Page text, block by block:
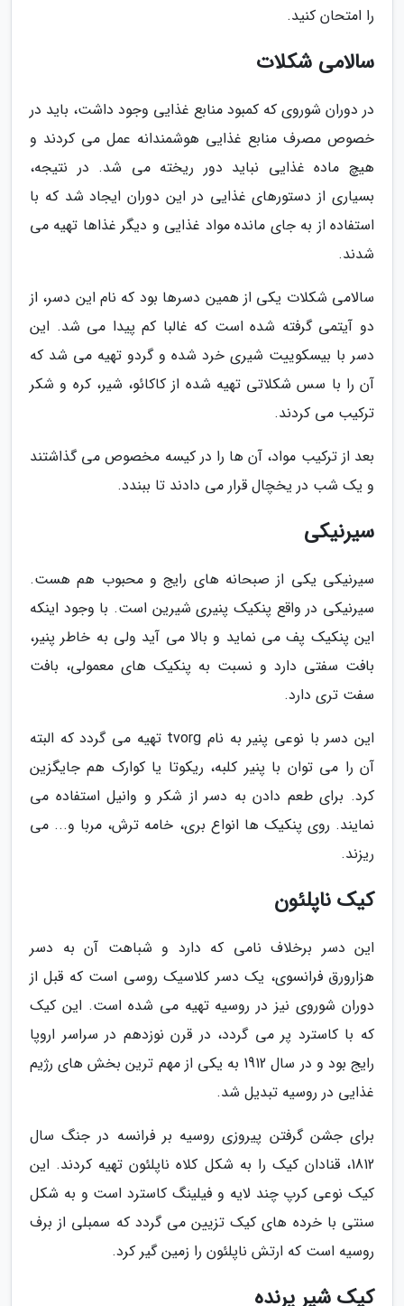
را امتحان کنید.
سالامی شکلات
در دوران شوروی که کمبود منابع غذایی وجود داشت، باید در
خصوص مصرف منابع غذایی هوشمندانه عمل می کردند و
هیچ ماده غذایی نباید دور ریخته می شد. در نتیجه،
بسیاری از دستورهای غذایی در این دوران ایجاد شد که با
استفاده از به جای مانده مواد غذایی و دیگر غذاها تهیه می
شدند.
سالامی شکلات یکی از همین دسرها بود که نام این دسر، از
دو آیتمی گرفته شده است که غالبا کم پیدا می شد. این
دسر با بیسکوییت شیری خرد شده و گردو تهیه می شد که
آن را با سس شکلاتی تهیه شده از کاکائو، شیر، کره و شکر
ترکیب می کردند.
بعد از ترکیب مواد، آن ها را در کیسه مخصوص می گذاشتند
و یک شب در یخچال قرار می دادند تا ببندد.
سیرنیکی
سیرنیکی یکی از صبحانه های رایج و محبوب هم هست.
سیرنیکی در واقع پنکیک پنیری شیرین است. با وجود اینکه
این پنکیک پف می نماید و بالا می آید ولی به خاطر پنیر،
بافت سفتی دارد و نسبت به پنکیک های معمولی، بافت
سفت تری دارد.
این دسر با نوعی پنیر به نام tvorg تهیه می گردد که البته
آن را می توان با پنیر کلبه، ریکوتا یا کوارک هم جایگزین
کرد. برای طعم دادن به دسر از شکر و وانیل استفاده می
نمایند. روی پنکیک ها انواع بری، خامه ترش، مربا و... می
ریزند.
کیک ناپلئون
این دسر برخلاف نامی که دارد و شباهت آن به دسر
هزارورق فرانسوی، یک دسر کلاسیک روسی است که قبل از
دوران شوروی نیز در روسیه تهیه می شده است. این کیک
که با کاسترد پر می گردد، در قرن نوزدهم در سراسر اروپا
رایج بود و در سال 1912 به یکی از مهم ترین بخش های رژیم
غذایی در روسیه تبدیل شد.
برای جشن گرفتن پیروزی روسیه بر فرانسه در جنگ سال
1812، قنادان کیک را به شکل کلاه ناپلئون تهیه کردند. این
کیک نوعی کرپ چند لایه و فیلینگ کاسترد است و به شکل
سنتی با خرده های کیک تزیین می گردد که سمبلی از برف
روسیه است که ارتش ناپلئون را زمین گیر کرد.
کیک شیر پرنده